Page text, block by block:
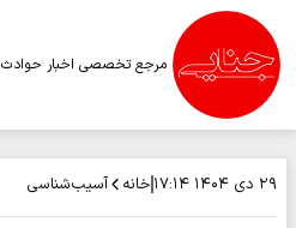
مرجع تخصصی اخبار حوادث
۲۹ دی ۱۴۰۴ ۱۷:۱۴ خانه آسیب‌شناسی